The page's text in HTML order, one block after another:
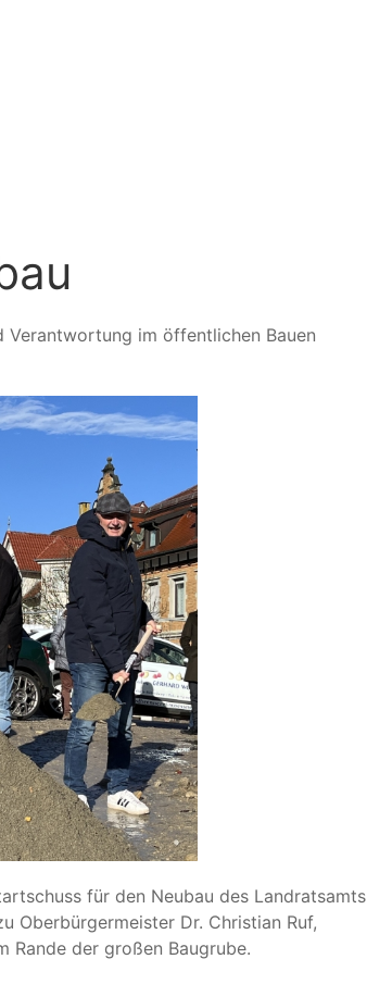
im öffentlichen Bauen
für den Neubau des Landratsamts
Oberbürgermeister Dr. Christian Ruf,
Rande der großen Baugrube.